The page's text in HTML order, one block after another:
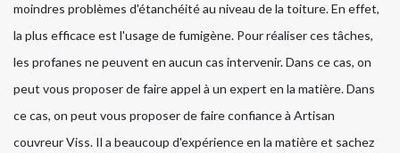
moindres problèmes d'étanchéité au niveau de la toiture. En effet,
la plus efficace est l'usage de fumigène. Pour réaliser ces tâches,
les profanes ne peuvent en aucun cas intervenir. Dans ce cas, on
peut vous proposer de faire appel à un expert en la matière. Dans
ce cas, on peut vous proposer de faire confiance à Artisan
couvreur Viss. Il a beaucoup d'expérience en la matière et sachez